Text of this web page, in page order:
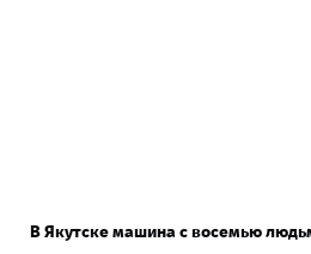
В Якутске машина с восемью